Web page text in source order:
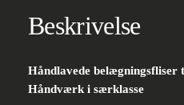
41-
Beskrivelse
Håndlavede belægningsfliser
Håndværk i særklasse